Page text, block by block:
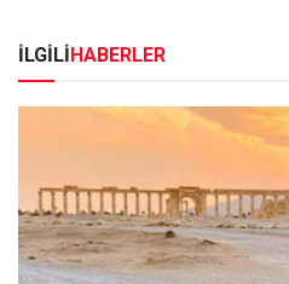
İLGİLİHABERLER